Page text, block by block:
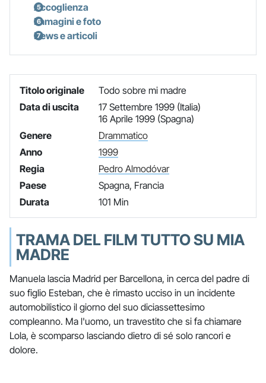
Accoglienza
Immagini e foto
News e articoli
Titolo originale
Todo sobre mi madre
Data di uscita
17 Settembre 1999 (Italia)
16 Aprile 1999 (Spagna)
Genere
Drammatico
Anno
1999
Regia
Pedro Almodóvar
Paese
Spagna, Francia
Durata
101 Min
TRAMA DEL FILM TUTTO SU MIA
MADRE
Manuela lascia Madrid per Barcellona, in cerca del padre di
suo figlio Esteban, che è rimasto ucciso in un incidente
automobilistico il giorno del suo diciassettesimo
compleanno. Ma l'uomo, un travestito che si fa chiamare
Lola, è scomparso lasciando dietro di sé solo rancori e
dolore.